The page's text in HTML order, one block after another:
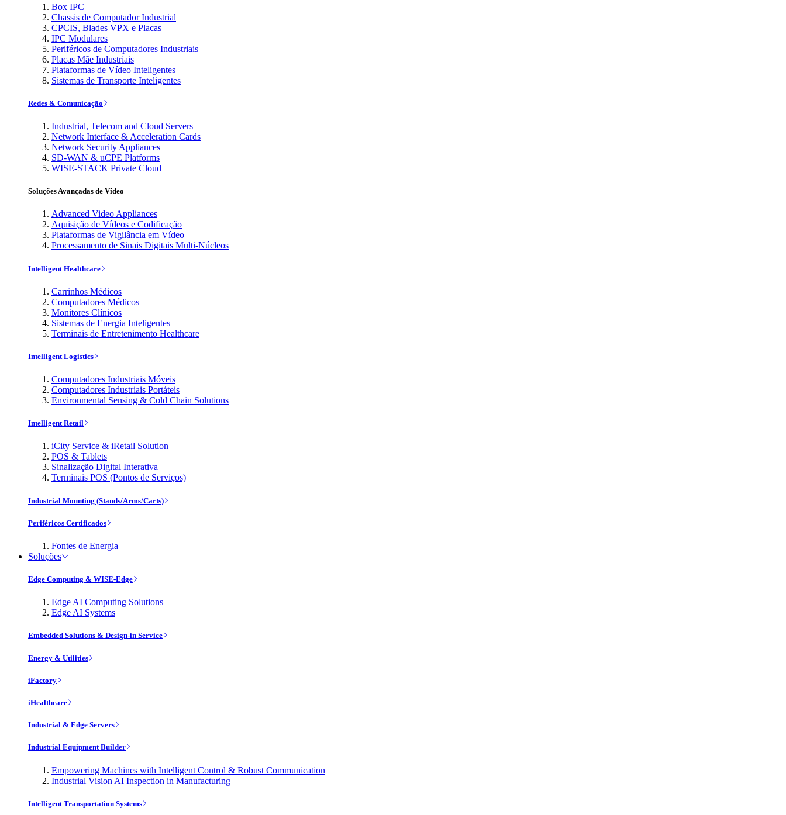
Box IPC
Chassis de Computador Industrial
CPCIS, Blades VPX e Placas
IPC Modulares
Periféricos de Computadores Industriais
Placas Mãe Industriais
Plataformas de Vídeo Inteligentes
Sistemas de Transporte Inteligentes
Redes & Comunicação
Industrial, Telecom and Cloud Servers
Network Interface & Acceleration Cards
Network Security Appliances
SD-WAN & uCPE Platforms
WISE-STACK Private Cloud
Soluções Avançadas de Vídeo
Advanced Video Appliances
Aquisição de Vídeos e Codificação
Plataformas de Vigilância em Vídeo
Processamento de Sinais Digitais Multi-Núcleos
Intelligent Healthcare
Carrinhos Médicos
Computadores Médicos
Monitores Clínicos
Sistemas de Energia Inteligentes
Terminais de Entretenimento Healthcare
Intelligent Logistics
Computadores Industriais Móveis
Computadores Industriais Portáteis
Environmental Sensing & Cold Chain Solutions
Intelligent Retail
iCity Service & iRetail Solution
POS & Tablets
Sinalização Digital Interativa
Terminais POS (Pontos de Serviços)
Industrial Mounting (Stands/Arms/Carts)
Periféricos Certificados
Fontes de Energia
Soluções
Edge Computing & WISE-Edge
Edge AI Computing Solutions
Edge AI Systems
Embedded Solutions & Design-in Service
Energy & Utilities
iFactory
iHealthcare
Industrial & Edge Servers
Industrial Equipment Builder
Empowering Machines with Intelligent Control & Robust Communication
Industrial Vision AI Inspection in Manufacturing
Intelligent Transportation Systems